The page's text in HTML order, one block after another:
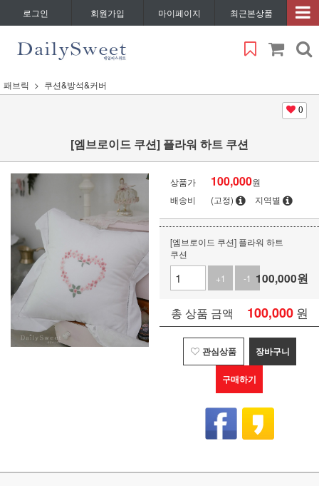
로그인 회원가입 마이페이지 최근본상품
패브릭 쿠션&방석&커버
0
[엠브로이드 쿠션] 플라워 하트 쿠션
상품가 100,000원
배송비
(고정) 지역별
[엠브로이드 쿠션] 플라워 하트
쿠션
+1
-1 100,000원
총 상품 금액 100,000 원
관심상품 장바구니
구매하기